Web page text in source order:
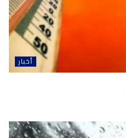
أخبار